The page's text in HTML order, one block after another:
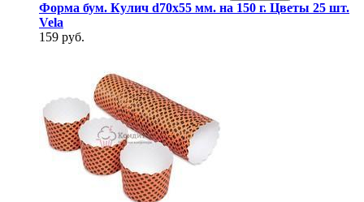
Форма бум. Кулич d70х55 мм. на 150 г. Цветы 25 шт.
Vela
159 руб.